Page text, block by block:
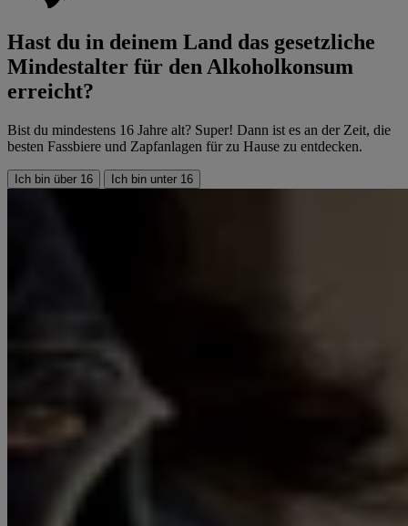
Hast du in deinem Land das gesetzliche
Mindestalter für den Alkoholkonsum
erreicht?
Bist du mindestens 16 Jahre alt? Super! Dann ist es an der Zeit, die
besten Fassbiere und Zapfanlagen für zu Hause zu entdecken.
Ich bin über 16 Ich bin unter 16